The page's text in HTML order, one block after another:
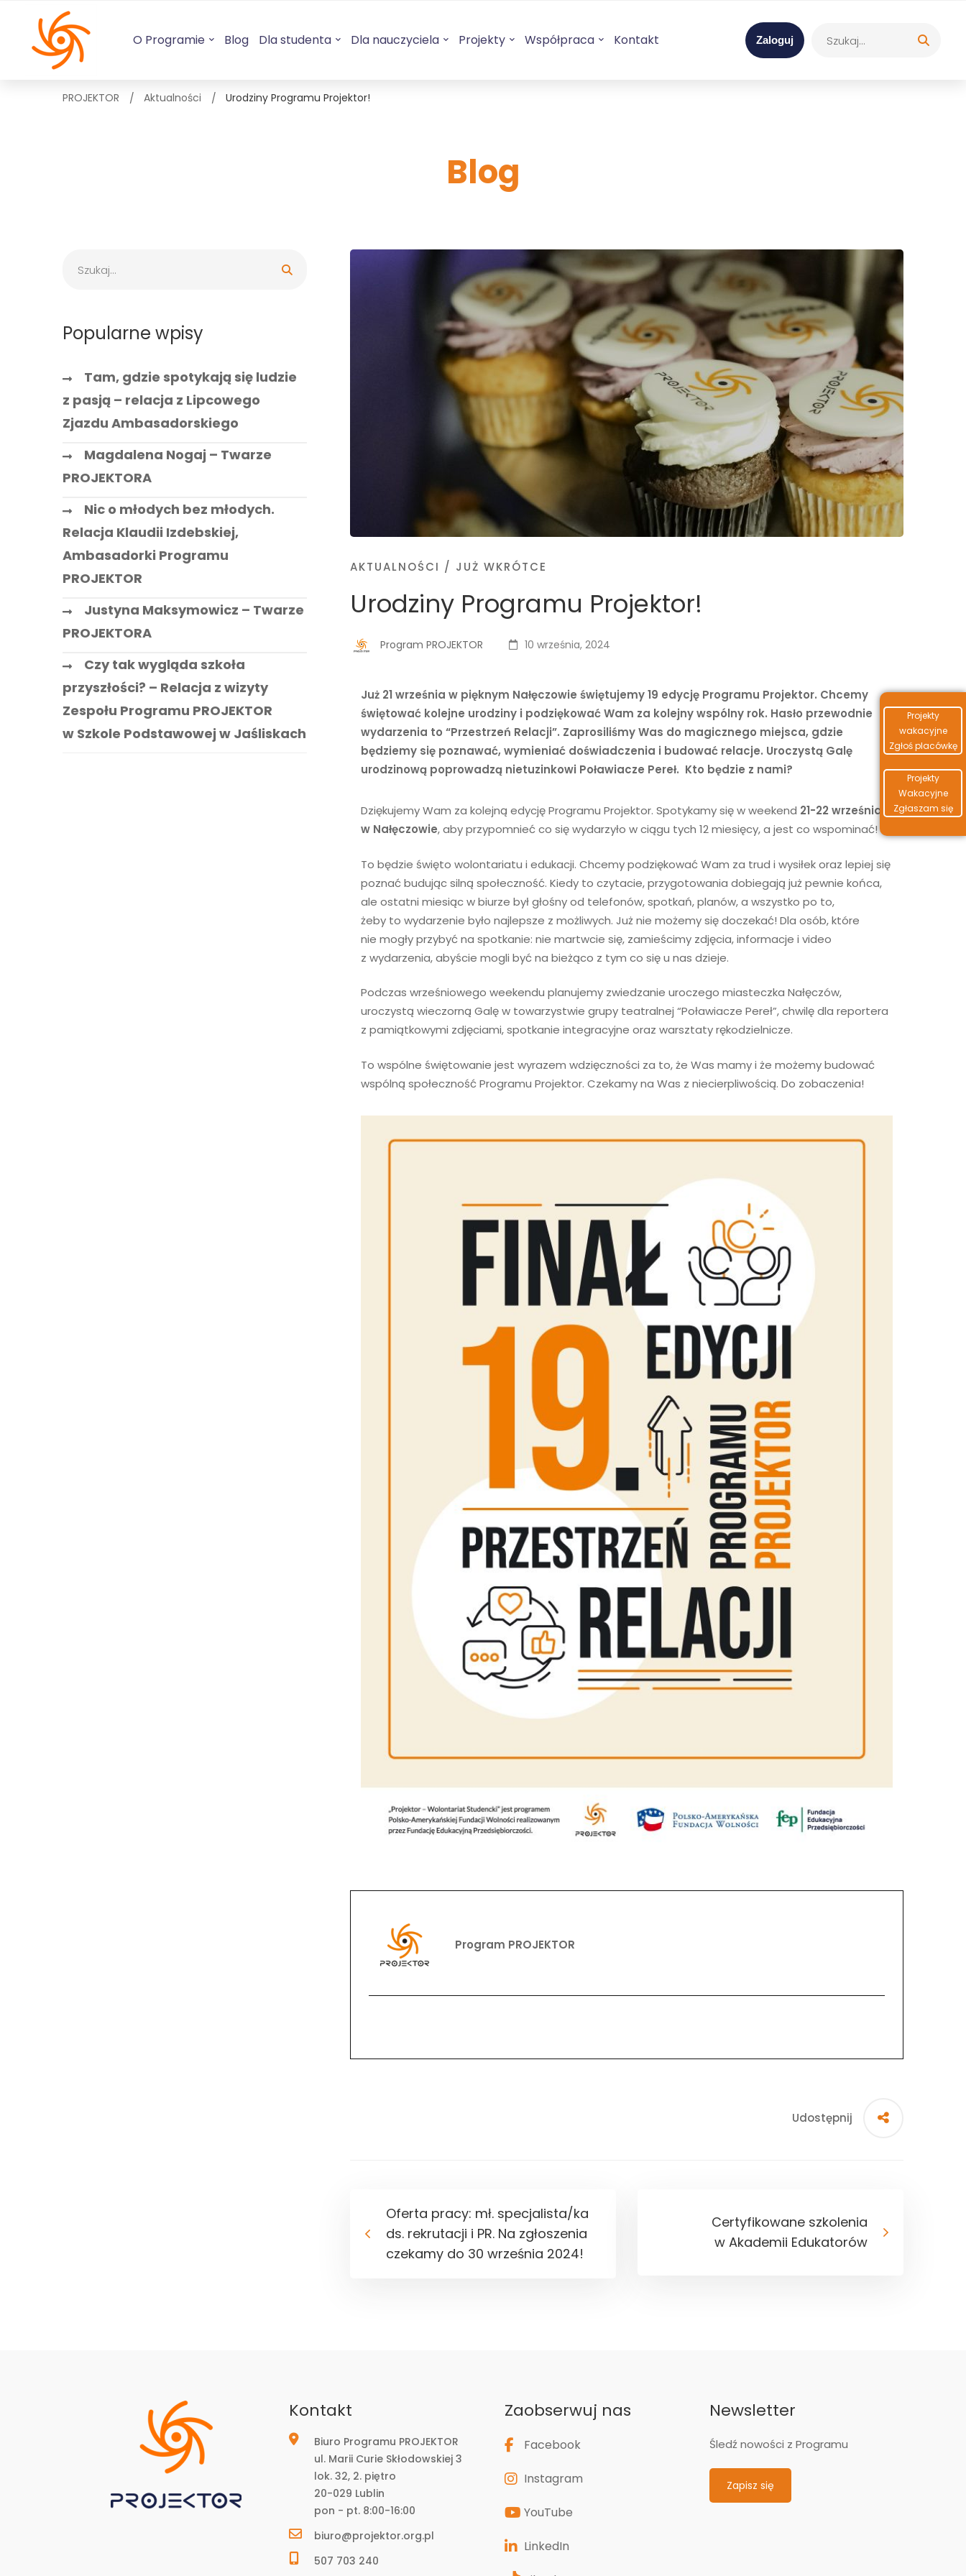
Projekty
wakacyjne
Zgłoś placówkę
Projekty
Wakacyjne
Zgłaszam się
O Programie Blog Dla studenta Dla nauczyciela Projekty Współpraca Kontakt Zaloguj
Blog
PROJEKTOR Aktualności Urodziny Programu Projektor!
Popularne wpisy
Tam, gdzie spotykają się ludzie
z pasją – relacja z Lipcowego
Zjazdu Ambasadorskiego
Magdalena Nogaj – Twarze
PROJEKTORA
Nic o młodych bez młodych.
Relacja Klaudii Izdebskiej,
Ambasadorki Programu
PROJEKTOR
Justyna Maksymowicz – Twarze
PROJEKTORA
Czy tak wygląda szkoła
przyszłości? – Relacja z wizyty
Zespołu Programu PROJEKTOR
w Szkole Podstawowej w Jaśliskach
AKTUALNOŚCI / JUŻ WKRÓTCE
Urodziny Programu Projektor!
Program PROJEKTOR 10 września, 2024
Już 21 września w pięknym Nałęczowie świętujemy 19 edycję Programu Projektor. Chcemy
świętować kolejne urodziny i podziękować Wam za kolejny wspólny rok. Hasło przewodnie
wydarzenia to “Przestrzeń Relacji”. Zaprosiliśmy Was do magicznego miejsca, gdzie
będziemy się poznawać, wymieniać doświadczenia i budować relacje. Uroczystą Galę
urodzinową poprowadzą nietuzinkowi Poławiacze Pereł. Kto będzie z nami?
Dziękujemy Wam za kolejną edycję Programu Projektor. Spotykamy się w weekend 21-22 września
w Nałęczowie, aby przypomnieć co się wydarzyło w ciągu tych 12 miesięcy, a jest co wspominać!
To będzie święto wolontariatu i edukacji. Chcemy podziękować Wam za trud i wysiłek oraz lepiej się
poznać budując silną społeczność. Kiedy to czytacie, przygotowania dobiegają już pewnie końca,
ale ostatni miesiąc w biurze był głośny od telefonów, spotkań, planów, a wszystko po to,
żeby to wydarzenie było najlepsze z możliwych. Już nie możemy się doczekać! Dla osób, które
nie mogły przybyć na spotkanie: nie martwcie się, zamieścimy zdjęcia, informacje i video
z wydarzenia, abyście mogli być na bieżąco z tym co się u nas dzieje.
Podczas wrześniowego weekendu planujemy zwiedzanie uroczego miasteczka Nałęczów,
uroczystą wieczorną Galę w towarzystwie grupy teatralnej “Poławiacze Pereł”, chwilę dla reportera
z pamiątkowymi zdjęciami, spotkanie integracyjne oraz warsztaty rękodzielnicze.
To wspólne świętowanie jest wyrazem wdzięczności za to, że Was mamy i że możemy budować
wspólną społeczność Programu Projektor. Czekamy na Was z niecierpliwością. Do zobaczenia!
Program PROJEKTOR
Udostępnij
Oferta pracy: mł. specjalista/ka
ds. rekrutacji i PR. Na zgłoszenia
czekamy do 30 września 2024!
Certyfikowane szkolenia
w Akademii Edukatorów
Kontakt
Biuro Programu PROJEKTOR
ul. Marii Curie Skłodowskiej 3
lok. 32, 2. piętro
20-029 Lublin
pon - pt. 8:00-16:00
biuro@projektor.org.pl
507 703 240
Zaobserwuj nas
Facebook
Instagram
YouTube
LinkedIn
Newsletter
Śledź nowości z Programu
Zapisz się